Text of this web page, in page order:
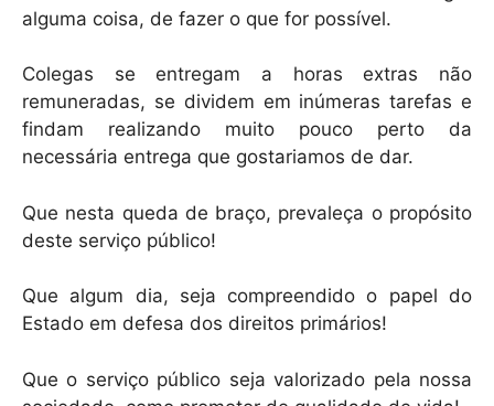
alguma coisa, de fazer o que for possível.
Colegas se entregam a horas extras não
remuneradas, se dividem em inúmeras tarefas e
findam realizando muito pouco perto da
necessária entrega que gostariamos de dar.
Que nesta queda de braço, prevaleça o propósito
deste serviço público!
Que algum dia, seja compreendido o papel do
Estado em defesa dos direitos primários!
Que o serviço público seja valorizado pela nossa